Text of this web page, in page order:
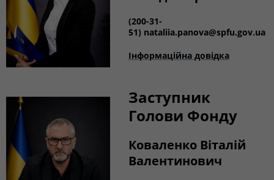
(200-31-
51) nataliia.panova@spfu.gov.ua
Інформаційна довідка
Заступник
Голови Фонду
Коваленко Віталій
Валентинович